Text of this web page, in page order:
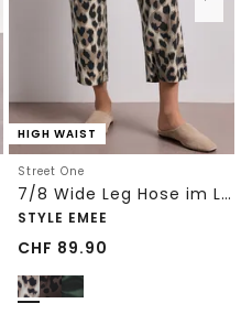
HIGH WAIST
Street One
7/8 Wide Leg Hose im Loose Fit mit Print
STYLE EMEE
CHF 89.90